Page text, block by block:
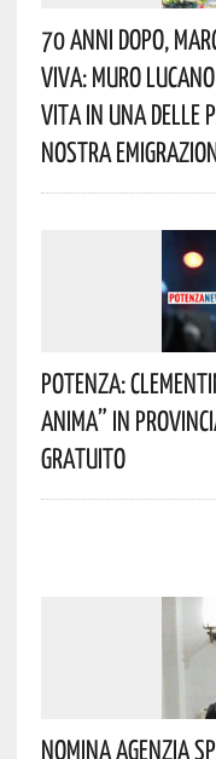
70 Anni Dopo,
Viva: Muro
Vita In Una Delle
Nostra
Potenza:
Anima” In
Gratuito
Nomina Agenzia